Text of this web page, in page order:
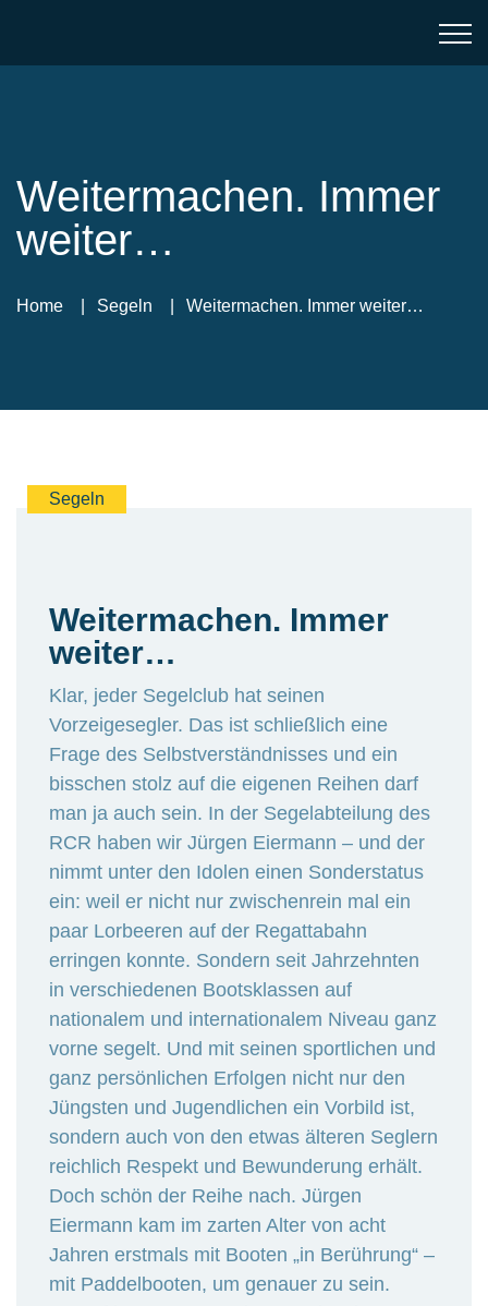
Weitermachen. Immer
weiter…
Home Segeln Weitermachen. Immer weiter…
Segeln
Weitermachen. Immer
weiter…
Klar, jeder Segelclub hat seinen
Vorzeigesegler. Das ist schließlich eine
Frage des Selbstverständnisses und ein
bisschen stolz auf die eigenen Reihen darf
man ja auch sein. In der Segelabteilung des
RCR haben wir Jürgen Eiermann – und der
nimmt unter den Idolen einen Sonderstatus
ein: weil er nicht nur zwischenrein mal ein
paar Lorbeeren auf der Regattabahn
erringen konnte. Sondern seit Jahrzehnten
in verschiedenen Bootsklassen auf
nationalem und internationalem Niveau ganz
vorne segelt. Und mit seinen sportlichen und
ganz persönlichen Erfolgen nicht nur den
Jüngsten und Jugendlichen ein Vorbild ist,
sondern auch von den etwas älteren Seglern
reichlich Respekt und Bewunderung erhält.
Doch schön der Reihe nach. Jürgen
Eiermann kam im zarten Alter von acht
Jahren erstmals mit Booten „in Berührung“ –
mit Paddelbooten, um genauer zu sein.